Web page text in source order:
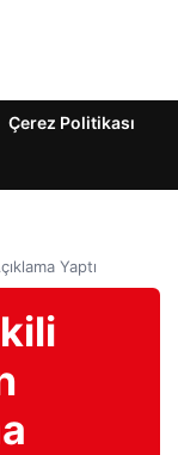
Çerez Politikası
Yaptı